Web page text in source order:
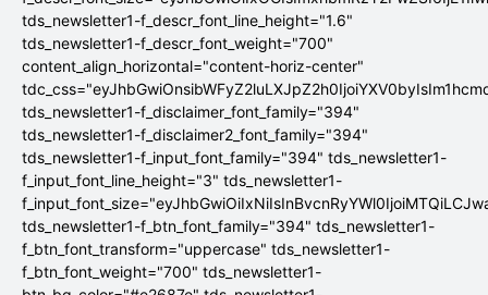
tds_newsletter1-f_descr_font_line_height="1.6"
tds_newsletter1-f_descr_font_weight="700"
content_align_horizontal="content-horiz-center"
tds_newsletter1-f_disclaimer_font_family="394"
tds_newsletter1-f_disclaimer2_font_family="394"
tds_newsletter1-f_input_font_family="394" tds_newsletter1-
f_input_font_line_height="3" tds_newsletter1-
tds_newsletter1-f_btn_font_family="394" tds_newsletter1-
f_btn_font_transform="uppercase" tds_newsletter1-
f_btn_font_weight="700" tds_newsletter1-